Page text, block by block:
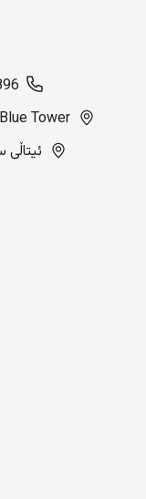
Blue Tower، نهۆمی 4، ئۆفیسی 407، بەغدا، عێراق
ئیتاڵی سیتی 1، بینای